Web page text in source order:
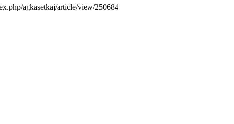
agkasetkaj/article/view/250684